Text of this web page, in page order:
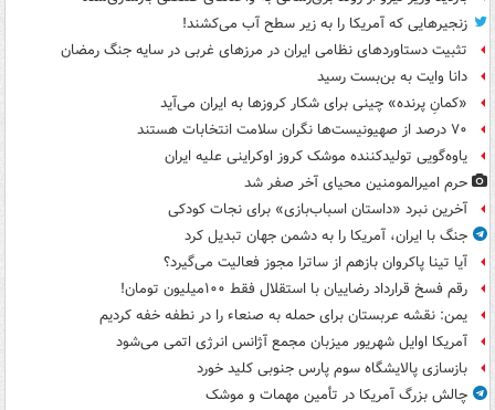
زنجیرهایی که آمریکا را به زیر سطح آب می‌کشند!
تثبیت دستاوردهای نظامی ایران در مرزهای غربی در سایه جنگ رمضان
دانا وایت به بن‌بست رسید
«کمانِ پرنده» چینی برای شکار کروزها به ایران می‌آید
۷۰ درصد از صهیونیست‌ها نگران سلامت انتخابات هستند
یاوه‌گویی تولیدکننده موشک کروز اوکراینی علیه ایران
حرم امیرالمومنین محیای آخر صفر شد
آخرین نبرد «داستان اسباب‌بازی» برای نجات کودکی
جنگ با ایران، آمریکا را به دشمن جهان تبدیل کرد
آیا تینا پاکروان بازهم از ساترا مجوز فعالیت می‌گیرد؟
رقم فسخ قرارداد رضاییان با استقلال فقط ۱۰۰میلیون تومان!
یمن: نقشه عربستان برای حمله به صنعاء را در نطفه خفه کردیم
آمریکا اوایل شهریور میزبان مجمع آژانس انرژی اتمی می‌شود
بازسازی پالایشگاه سوم پارس جنوبی کلید خورد
چالش بزرگ آمریکا در تأمین مهمات و موشک